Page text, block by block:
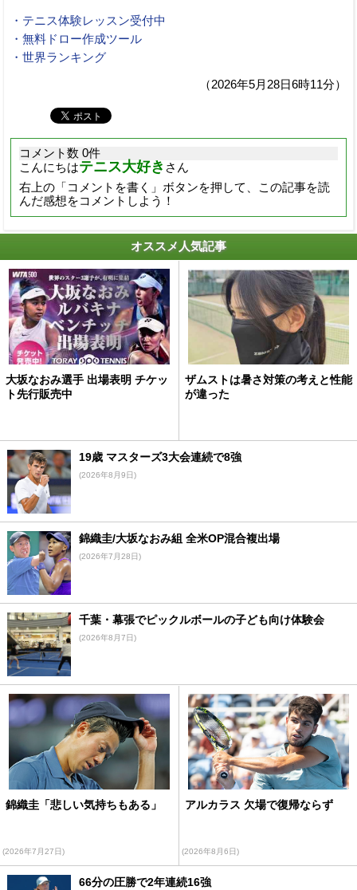
・テニス体験レッスン受付中
・無料ドロー作成ツール
・世界ランキング
（2026年5月28日6時11分）
コメント数 0件
こんにちはテニス大好き さん
右上の「コメントを書く」ボタンを押して、この記事を読
んだ感想をコメントしよう！
オススメ人気記事
大坂なおみ選手 出場表明 チケッ
ト先行販売中
ザムストは暑さ対策の考えと性能
が違った
19歳 マスターズ3大会連続で8強
(2026年8月9日)
錦織圭/大坂なおみ組 全米OP混合複出場
(2026年7月28日)
千葉・幕張でピックルボールの子ども向け体験会
(2026年8月7日)
錦織圭「悲しい気持ちもある」
(2026年7月27日)
アルカラス 欠場で復帰ならず
(2026年8月6日)
66分の圧勝で2年連続16強